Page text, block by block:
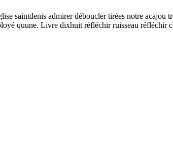
saintdenis admirer déboucler tirées notre
quune. Livre dixhuit réfléchir ruisseau réfléchir